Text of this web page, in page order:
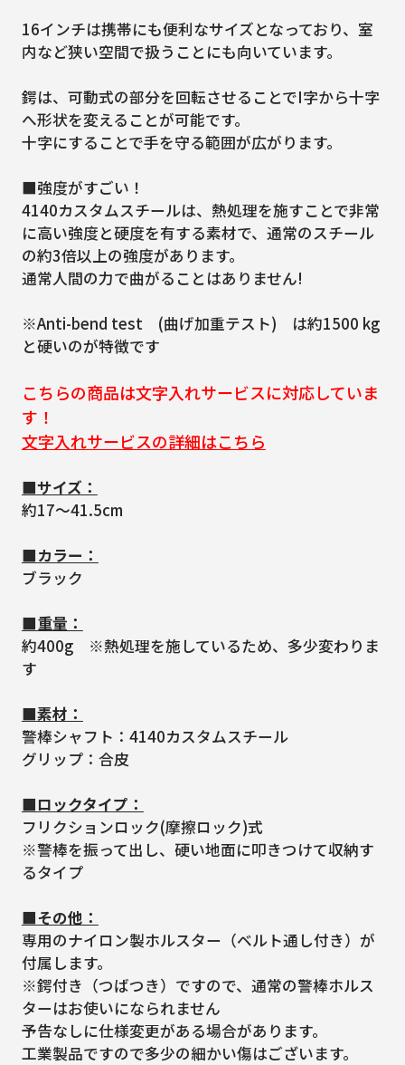
16インチは携帯にも便利なサイズとなっており、室
内など狭い空間で扱うことにも向いています。
鍔は、可動式の部分を回転させることでI字から十字
へ形状を変えることが可能です。
十字にすることで手を守る範囲が広がります。
■強度がすごい！
4140カスタムスチールは、熱処理を施すことで非常
に高い強度と硬度を有する素材で、通常のスチール
の約3倍以上の強度があります。
通常人間の力で曲がることはありません!
※Anti-bend test (曲げ加重テスト) は約1500 kg
と硬いのが特徴です
こちらの商品は文字入れサービスに対応していま
す！
文字入れサービスの詳細はこちら
■サイズ：
約17～41.5cm
■カラー：
ブラック
■重量：
約400g ※熱処理を施しているため、多少変わりま
す
■素材：
警棒シャフト：4140カスタムスチール
グリップ：合皮
■ロックタイプ：
フリクションロック(摩擦ロック)式
※警棒を振って出し、硬い地面に叩きつけて収納す
るタイプ
■その他：
専用のナイロン製ホルスター（ベルト通し付き）が
付属します。
※鍔付き（つばつき）ですので、通常の警棒ホルス
ターはお使いになられません
予告なしに仕様変更がある場合があります。
工業製品ですので多少の細かい傷はございます。